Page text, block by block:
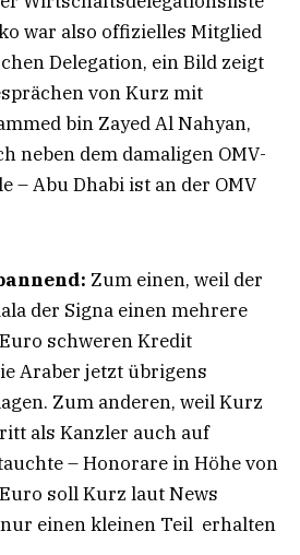
war also offizielles Mitglied
Delegation, ein Bild zeigt
von Kurz mit
bin Zayed Al Nahyan,
neben dem damaligen OMV-
– Abu Dhabi ist an der OMV
Zum einen, weil der
der Signa einen mehrere
schweren Kredit
Araber jetzt übrigens
Zum anderen, weil Kurz
als Kanzler auch auf
– Honorare in Höhe von
soll Kurz laut News
einen kleinen Teil erhalten